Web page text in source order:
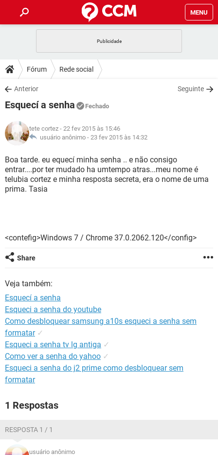
MENU
CELULAR
OUTLOOK
INSTAGRAM
GUIA DE COMPRAS
DICAS
JOGOS
INSTAGRAM GMAIL
DOWNLOADS
JOGOS
CELULAR
OUTLOOK EXCEL
INSTAGRAM
GUIA DE COMPRAS
FÓRUM
JOGOS WHATSAPP
OUTLOOK EXCEL
INSTAGRAM GMAIL
GLOSSÁRIO
WHATSAPP
CELULAR FACEBOOK
OUTLOOK
Fórum Rede social
Anterior Seguinte
Esquecí a senha Fechado
tete cortez - 22 fev 2015 às 15:46
usuário anônimo - 23 fev 2015 às 14:32
Boa tarde. eu equecí minha senha .. e não consigo
entrar....por ter mudado ha umtempo atras...meu nome é
telubia cortez e minha resposta secreta, era o nome de uma
prima. Tasia
<contefig>Windows 7 / Chrome 37.0.2062.120</config>
Share
Veja também:
Esquecí a senha
Esqueci a senha do youtube
Como desbloquear samsung a10s esqueci a senha sem
formatar ✓
Esqueci a senha tv lg antiga ✓
Como ver a senha do yahoo ✓
Esqueci a senha do j2 prime como desbloquear sem
formatar
1 Respostas
RESPOSTA 1 / 1
usuário anônimo